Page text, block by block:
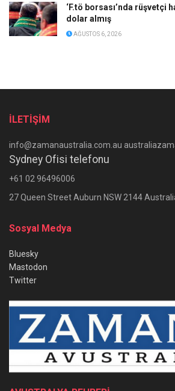
‘F.tö borsası’nda rüşvetçi
dolar almış
AĞUSTOS 6, 2026
İLETİŞİM
info@zamanaustralia.com.au
Sydney Ofisi telefonu
+61 02 96496006
27 Queen Street Auburn NSW 2144
Sosyal Medya
Bluesky
Mastodon
Twitter